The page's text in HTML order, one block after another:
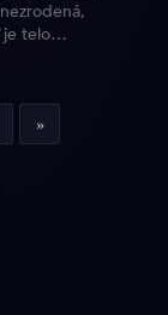
je telo
»